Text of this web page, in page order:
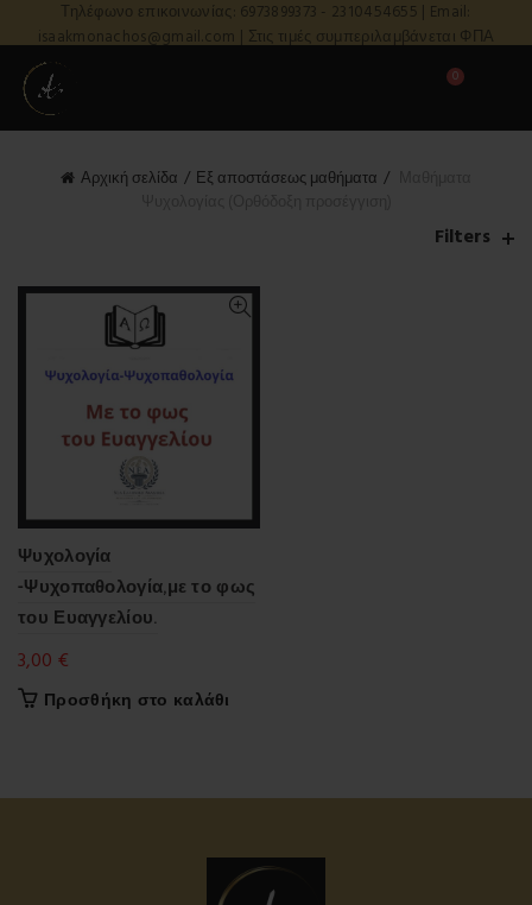
Τηλέφωνο επικοινωνίας: 6973899373 - 2310454655 | Email:
isaakmonachos@gmail.com | Στις τιμές συμπεριλαμβάνεται ΦΠΑ
0
Αρχική σελίδα Εξ αποστάσεως μαθήματα
Filters
Ψυχολογία
-Ψυχοπαθολογία,με το φως
του Ευαγγελίου.
3,00 €
Προσθήκη στο καλάθι